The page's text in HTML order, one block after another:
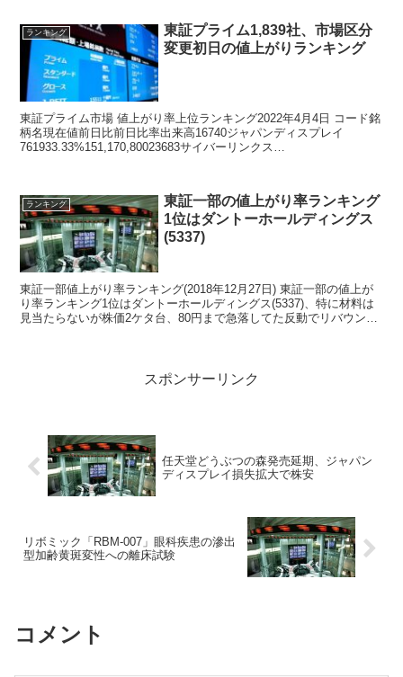
ランキング
東証プライム1,839社、市場区分
変更初日の値上がりランキング
東証プライム市場 値上がり率上位ランキング2022年4月4日 コード銘
柄名現在値前日比前日比率出来高16740ジャパンディスプレイ
761933.33%151,170,80023683サイバーリンクス
ランキング
東証一部の値上がり率ランキング
1位はダントーホールディングス
(5337)
東証一部値上がり率ランキング(2018年12月27日) 東証一部の値上が
り率ランキング1位はダントーホールディングス(5337)、特に材料は
見当たらないが株価2ケタ台、80円まで急落してた反動でリバウンド
スポンサーリンク
任天堂どうぶつの森発売延期、ジャパン
ディスプレイ損失拡大で株安
リボミック「RBM-007」眼科疾患の滲出
型加齢黄斑変性への離床試験
コメント